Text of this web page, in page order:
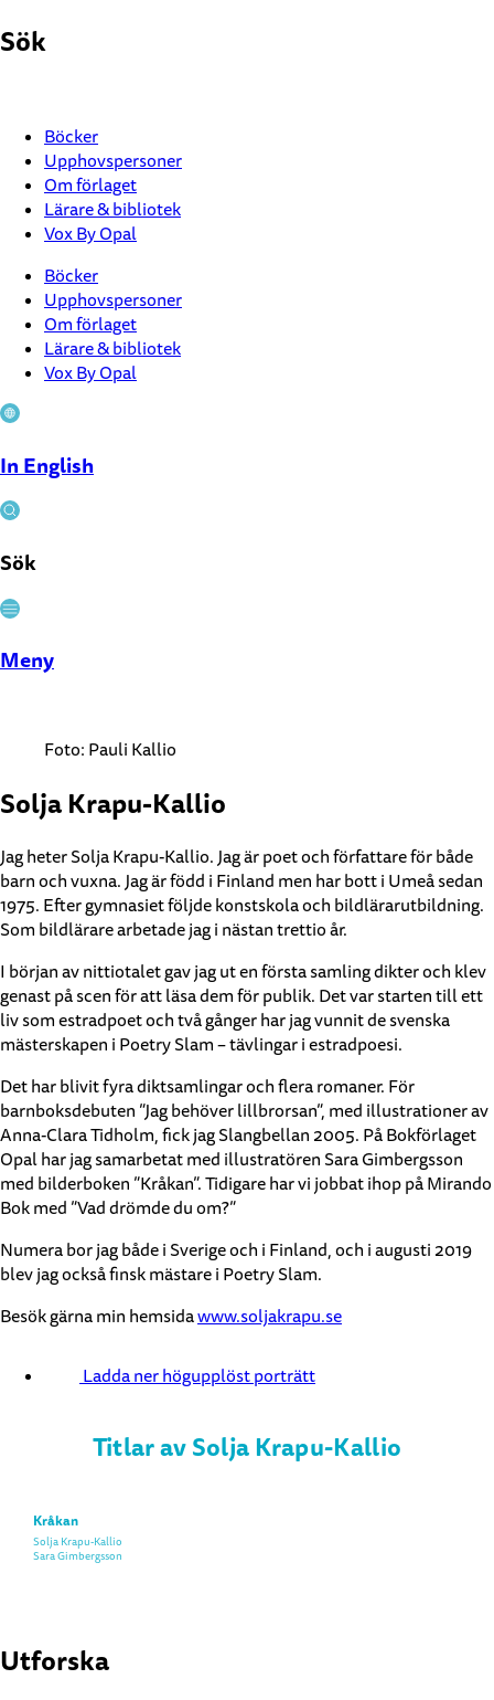
till
Sök
Böcker
Upphovspersoner
Om förlaget
Lärare & bibliotek
Vox By Opal
Böcker
Upphovspersoner
Om förlaget
Lärare & bibliotek
Vox By Opal
In English
Sök
Stäng
Meny
Foto: Pauli Kallio
Solja Krapu-Kallio
Jag heter Solja Krapu-Kallio. Jag är poet och författare för både
barn och vuxna. Jag är född i Finland men har bott i Umeå sedan
1975. Efter gymnasiet följde konstskola och bildlärarutbildning.
Som bildlärare arbetade jag i nästan trettio år.
I början av nittiotalet gav jag ut en första samling dikter och klev
genast på scen för att läsa dem för publik. Det var starten till ett
liv som estradpoet och två gånger har jag vunnit de svenska
mästerskapen i Poetry Slam – tävlingar i estradpoesi.
Det har blivit fyra diktsamlingar och flera romaner. För
barnboksdebuten ”Jag behöver lillbrorsan”, med illustrationer av
Anna-Clara Tidholm, fick jag Slangbellan 2005. På Bokförlaget
Opal har jag samarbetat med illustratören Sara Gimbergsson
med bilderboken ”Kråkan”. Tidigare har vi jobbat ihop på Mirando
Bok med ”Vad drömde du om?”
Numera bor jag både i Sverige och i Finland, och i augusti 2019
blev jag också finsk mästare i Poetry Slam.
Besök gärna min hemsidawww.soljakrapu.se
Ladda ner högupplöst porträtt
Titlar av Solja Krapu-Kallio
Kråkan
Solja Krapu-Kallio
Sara Gimbergsson
Utforska